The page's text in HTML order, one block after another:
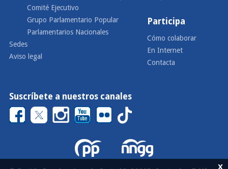
Comité Ejecutivo
Grupo Parlamentario Popular
Parlamentarios Nacionales
Sedes
Aviso legal
Participa
Cómo colaborar
En Internet
Contacta
Suscríbete a nuestros canales
x